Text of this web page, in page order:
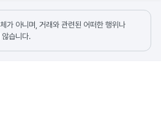
가 아니며, 거래와 관련된 어떠한 행위나
습니다.